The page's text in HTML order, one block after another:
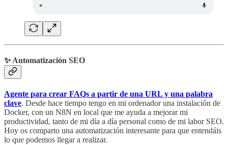
✨ Automatización SEO
Agente para crear FAQs a partir de una URL y una palabra
clave. Desde hace tiempo tengo en mi ordenador una instalación de
Docker, con un N8N en local que me ayuda a mejorar mi
productividad, tanto de mi día a día personal como de mi labor SEO.
Hoy os comparto una automatización interesante para que entendáis
lo que podemos llegar a realizar.